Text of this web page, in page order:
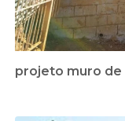
projeto muro